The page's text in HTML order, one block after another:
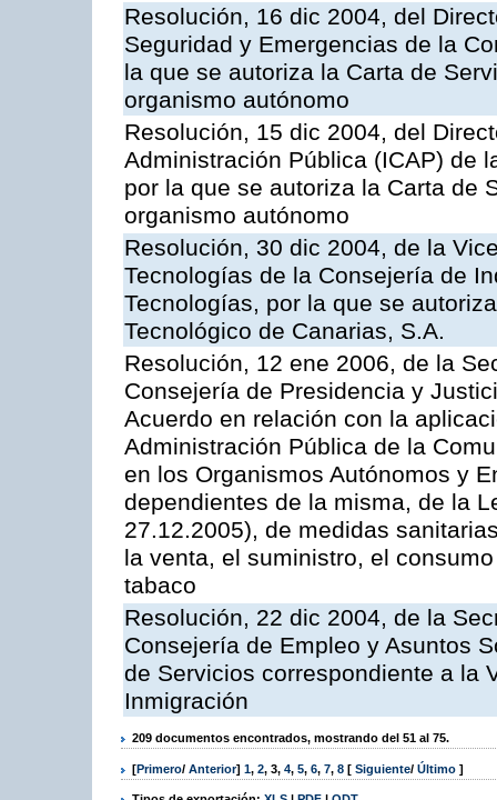
Resolución, 16 dic 2004, del
Seguridad y Emergencias de la
la que se autoriza la Carta de
organismo autónomo
Resolución, 15 dic 2004, del
Administración Pública (ICAP) de
por la que se autoriza la Carta de
organismo autónomo
Resolución, 30 dic 2004, de la
Tecnologías de la Consejería de
Tecnologías, por la que se
Tecnológico de Canarias, S.A.
Resolución, 12 ene 2006, de la
Consejería de Presidencia y
Acuerdo en relación con la
Administración Pública de la
en los Organismos Autónomos y
dependientes de la misma, de la
27.12.2005), de medidas
la venta, el suministro, el
tabaco
Resolución, 22 dic 2004, de la
Consejería de Empleo y Asuntos
de Servicios correspondiente a la
Inmigración
209 documentos encontrados, mostrando del 51 al 75.
[Primero/ Anterior] 1, 2, 3, 4, 5, 6, 7, 8 [ Siguiente/ Último ]